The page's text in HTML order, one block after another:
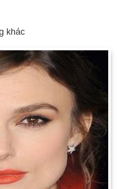
chiến.
tuyên bố độc lập, thoát khỏi sự cai
hội đã thông qua Đạo luật Nô lệ
lại những nô lệ bỏ trốn cho chủ
ra đời tờ báo The New York
An ninh Quốc gia thống nhất
quân, đã được thông qua.
thư ký LHQ Dag Hammarskjold
máy bay ở Bắc Rhodesia
nhạc rock 27 tuổi, Jimi
khác